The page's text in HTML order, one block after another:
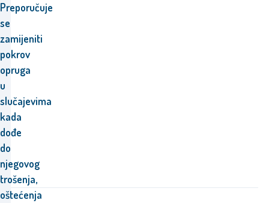
Preporučuje
se
zamijeniti
pokrov
opruga
u
slučajevima
kada
dođe
do
njegovog
trošenja,
oštećenja